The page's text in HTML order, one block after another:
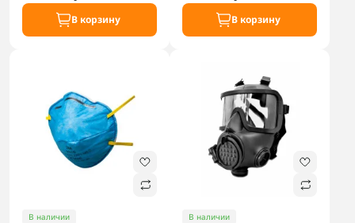
В корзину В корзину
В наличии В наличии